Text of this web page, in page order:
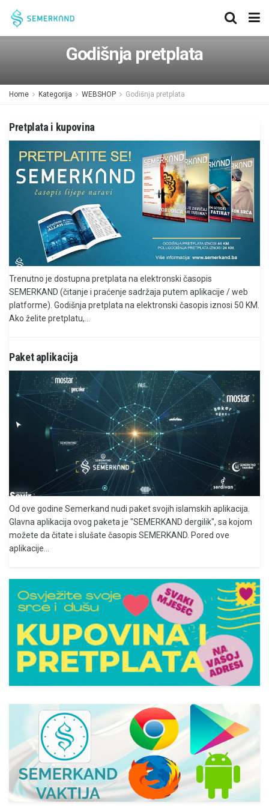
Godišnja pretplata
Home Kategorija WEBSHOP Godišnja pretplata
Pretplata i kupovina
Trenutno je dostupna pretplata na elektronski časopis
SEMERKAND (čitanje i praćenje sadržaja putem aplikacije / web
platforme). Godišnja pretplata na elektronski časopis iznosi 50 KM.
Ako želite pretplatu,...
Paket aplikacija
Od ove godine Semerkand nudi paket svojih islamskih aplikacija.
Glavna aplikacija ovog paketa je "SEMERKAND dergilik", sa kojom
možete da čitate i slušate časopis SEMERKAND. Pored ove
aplikacije...